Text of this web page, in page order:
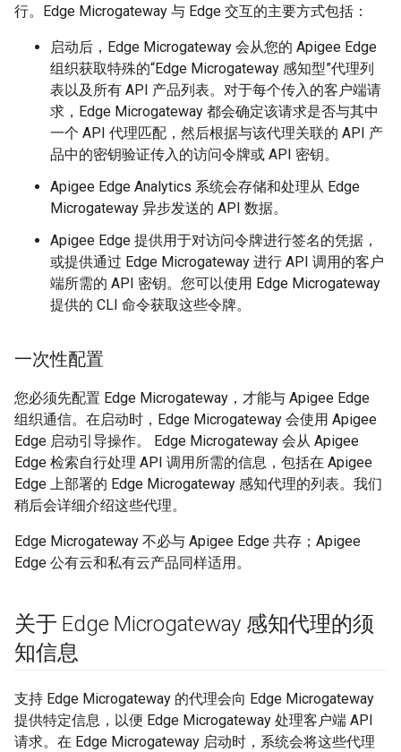
行。Edge Microgateway 与 Edge 交互的主要方式包括：
启动后，Edge Microgateway 会从您的 Apigee Edge
组织获取特殊的“Edge Microgateway 感知型”代理列
表以及所有 API 产品列表。对于每个传入的客户端请
求，Edge Microgateway 都会确定该请求是否与其中
一个 API 代理匹配，然后根据与该代理关联的 API 产
品中的密钥验证传入的访问令牌或 API 密钥。
Apigee Edge Analytics 系统会存储和处理从 Edge
Microgateway 异步发送的 API 数据。
Apigee Edge 提供用于对访问令牌进行签名的凭据，
或提供通过 Edge Microgateway 进行 API 调用的客户
端所需的 API 密钥。您可以使用 Edge Microgateway
提供的 CLI 命令获取这些令牌。
一次性配置
您必须先配置 Edge Microgateway，才能与 Apigee Edge
组织通信。在启动时，Edge Microgateway 会使用 Apigee
Edge 启动引导操作。 Edge Microgateway 会从 Apigee
Edge 检索自行处理 API 调用所需的信息，包括在 Apigee
Edge 上部署的 Edge Microgateway 感知代理的列表。我们
稍后会详细介绍这些代理。
Edge Microgateway 不必与 Apigee Edge 共存；Apigee
Edge 公有云和私有云产品同样适用。
关于 Edge Microgateway 感知代理的须
知信息
支持 Edge Microgateway 的代理会向 Edge Microgateway
提供特定信息，以便 Edge Microgateway 处理客户端 API
请求。在 Edge Microgateway 启动时，系统会将这些代理